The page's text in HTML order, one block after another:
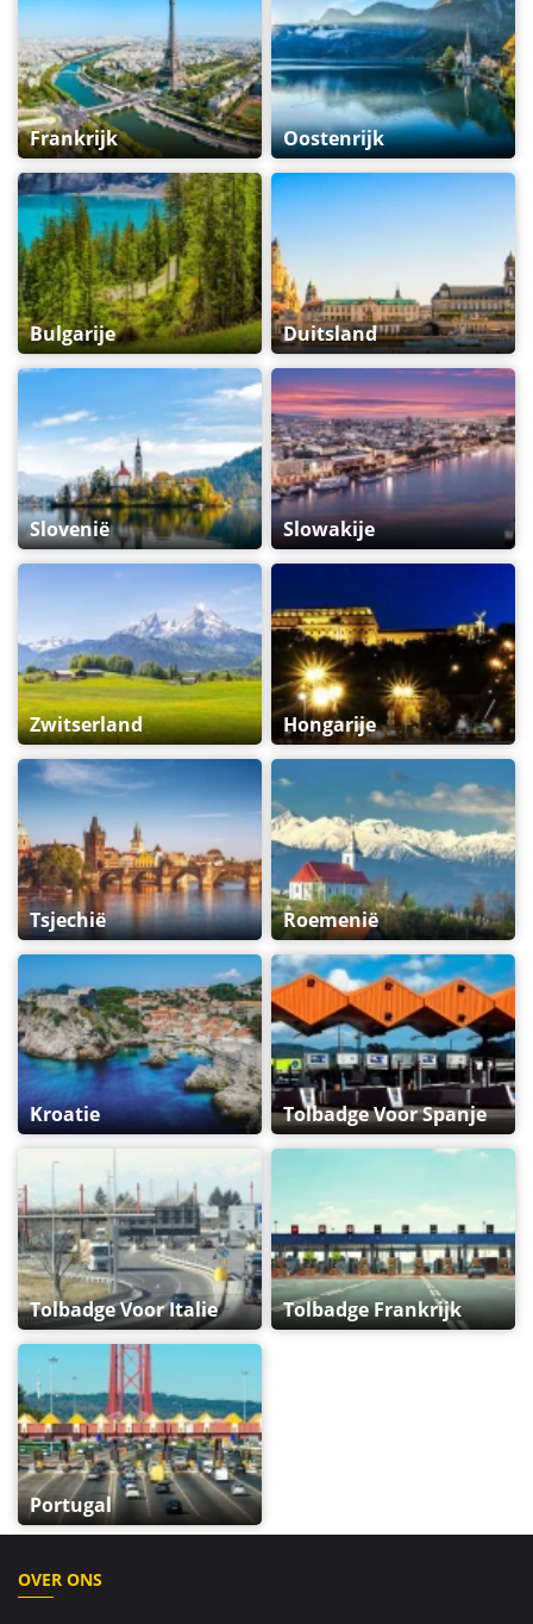
Frankrijk Oostenrijk
Bulgarije Duitsland
Slovenië Slowakije
Zwitserland Hongarije
Tsjechië Roemenië
Kroatie Tolbadge Voor Spanje
Tolbadge Voor Italie Tolbadge Frankrijk
Portugal
OVER ONS